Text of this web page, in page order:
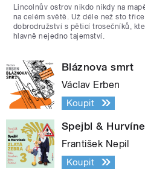
Lincolnův ostrov nikdo nikdy na
na celém světě. Už déle než sto
dobrodružství s pěticí trosečníků,
hlavně nejedno tajemství.
Bláznova smrt
Václav Erben
Koupit
Spejbl &
František Nepil
Koupit